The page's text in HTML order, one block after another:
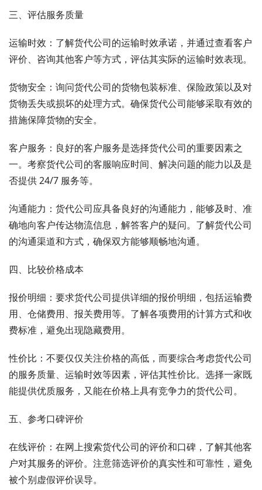
三、评估服务质量
运输时效：了解货代公司的运输时效承诺，并通过查看客户
评价、咨询其他客户等方式，评估其实际的运输时效表现。
货物安全：询问货代公司的货物包装标准、保险政策以及对
货物丢失或损坏的处理方式。确保货代公司能够采取有效的
措施保障货物的安全。
客户服务：良好的客户服务是选择货代公司的重要因素之
一。考察货代公司的客服响应时间、解决问题的能力以及是
否提供 24/7 服务等。
沟通能力：货代公司应具备良好的沟通能力，能够及时、准
确地向客户传达物流信息，解答客户的疑问。了解货代公司
的沟通渠道和方式，确保双方能够顺畅地沟通。
四、比较价格成本
报价明细：要求货代公司提供详细的报价明细，包括运输费
用、仓储费用、报关费用等。了解各项费用的计算方式和收
费标准，避免出现隐藏费用。
性价比：不要仅仅关注价格的高低，而要综合考虑货代公司
的服务质量、运输时效等因素，评估其性价比。选择一家既
能提供优质服务，又能在价格上具有竞争力的货代公司。
五、参考口碑评价
在线评价：在网上搜索货代公司的评价和口碑，了解其他客
户对其服务的评价。注意筛选评价的真实性和可靠性，避免
被个别虚假评价误导。